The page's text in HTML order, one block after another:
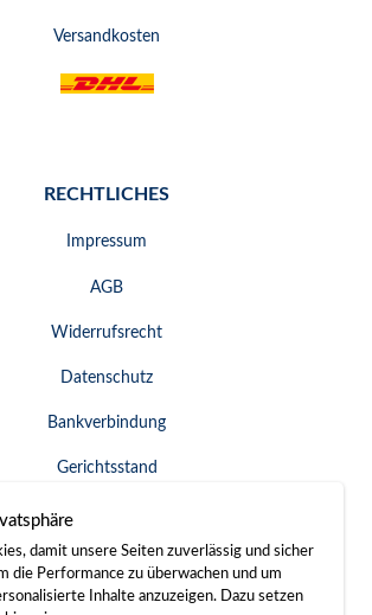
Versandkosten
RECHTLICHES
Impressum
AGB
Widerrufsrecht
Datenschutz
Bankverbindung
Gerichtsstand
Widerruf erklären
damit unsere Seiten zuverlässig und sicher
die Performance zu überwachen und um
Inhalte anzuzeigen. Dazu setzen